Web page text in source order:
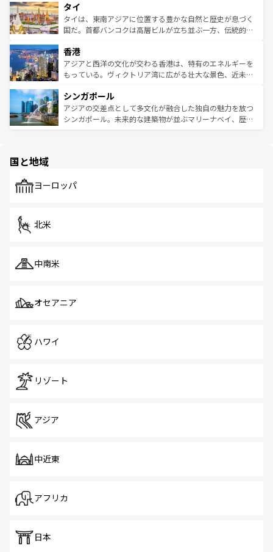
リティに包まれながら、韓国の多彩な魅力を心ゆくまで味
わってみてほしい。 なお、新着の韓国情報はコンテンツ一
覧を参照してほしい。
急速な発展と共に伝統が息づく。ハノイの古い町並みやホ
ーチミン市のフランス統治時代の建物も、独特の雰囲気を
醸し出している。また、バラエティの豊かさとおいしさで
とつ。フォーやバインミー、ベトナムコーヒーなどは、ぜ
ひ現地で味わいたい。どの地域を訪れてもあたたかい人々
が旅行者を迎えてくれるので、きっと忘れられない旅にな
参照してほしい。
タイ
タイは、東南アジアに位置する豊かな自然と歴史が息づく
国だ。首都バンコクは高層ビルが立ち並ぶ一方、伝統的な
の活気が交差している。北部ではチェンマイなどの山岳地
帯で自然と触れ合い、南部ではプーケットやクラビの美し
いビーチでリゾート気分を楽しむことができる。タイ料理
激する。気候は一年中温暖で、どの季節にも異なる楽しみ
が待っている。親しみやすいタイの人々、仏教を中心とし
た文化、そして多様な観光資源が、訪れる旅人を魅了し続
香港
アジアと西洋の文化が交わる香港は、特有のエネルギーを
もっている。ヴィクトリア湾に広がる壮大な景色、近未来
み、どこを訪れても感動するはず。観光スポットが密集し
ており、効率よく見どころを回れるのも魅力。息をのむよ
うな絶景から文化的な体験まで、香港を存分に楽しみ尽く
シンガポール
アジアの交差点として多文化が融合した独自の魅力を放つ
シンガポール。未来的な建築物が並ぶマリーナベイ、歴史
で、ホーカーズは地元の風情を楽しめる外せないスポット
国と地域
ヨーロッパ
北米
中南米
オセアニア
ハワイ
リゾート
アジア
中近東
アフリカ
日本